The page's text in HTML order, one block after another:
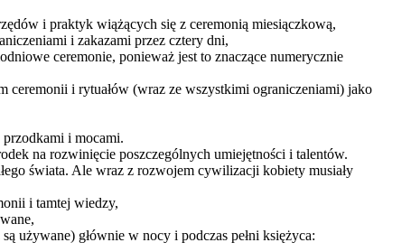
i praktyk wiążących się z ceremonią miesiączkową,
i zakazami przez cztery dni,
ceremonie, ponieważ jest to znaczące numerycznie
ceremonii i rytuałów (wraz ze wszystkimi ograniczeniami) jako
i mocami.
na rozwinięcie poszczególnych umiejętności i talentów.
świata. Ale wraz z rozwojem cywilizacji kobiety musiały
i tamtej wiedzy,
używane) głównie w nocy i podczas pełni księżyca: